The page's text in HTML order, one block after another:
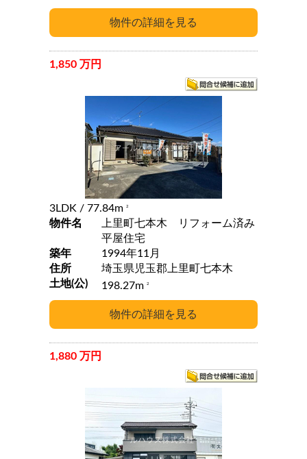
1,850 万円
3LDK / 77.84m 2
物件名
上里町七本木 リフォーム済み
平屋住宅
築年
1994年11月
住所
埼玉県児玉郡上里町七本木
土地(公)
198.27m 2
1,880 万円